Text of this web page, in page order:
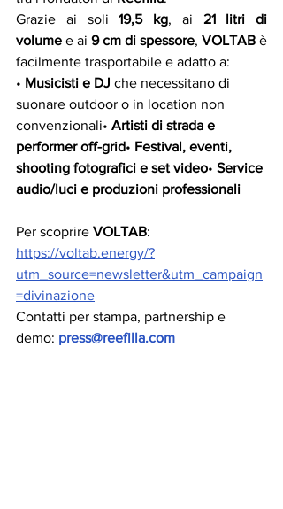
Grazie ai soli 19,5 kg, ai 21 litri di
volume e ai 9 cm di spessore, VOLTAB è
facilmente trasportabile e adatto a:
• Musicisti e DJ che necessitano di
suonare outdoor o in location non
convenzionali• Artisti di strada e
performer off-grid• Festival, eventi,
shooting fotografici e set video• Service
audio/luci e produzioni professionali
Per scoprire VOLTAB:
https://voltab.energy/?
utm_source=newsletter&utm_campaign
=divinazione
Contatti per stampa, partnership e
demo: press@reefilla.com